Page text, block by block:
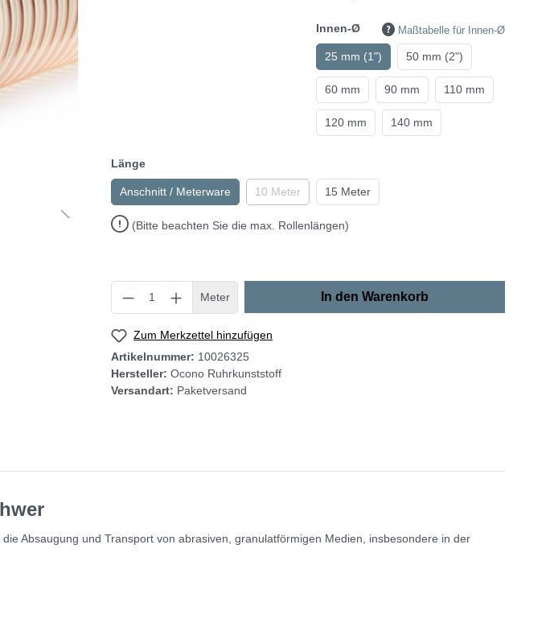
Innen-Ø Maßtabelle für Innen-Ø
25 mm (1") 50 mm (2")
60 mm 90 mm 110 mm
120 mm 140 mm
Länge
Anschnitt / Meterware 10 Meter 15 Meter
(Bitte beachten Sie die max. Rollenlängen)
Meter In den Warenkorb
Zum Merkzettel hinzufügen
Artikelnummer: 10026325
Hersteller: Ocono Ruhrkunststoff
Versandart: Paketversand
Absaugung und Transport von abrasiven, granulatförmigen Medien, insbesondere in der